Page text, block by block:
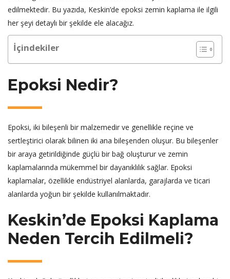
edilmektedir. Bu yazıda, Keskin’de epoksi zemin kaplama ile ilgili
her şeyi detaylı bir şekilde ele alacağız.
İçindekiler
Epoksi Nedir?
Epoksi, iki bileşenli bir malzemedir ve genellikle reçine ve
sertleştirici olarak bilinen iki ana bileşenden oluşur. Bu bileşenler
bir araya getirildiğinde güçlü bir bağ oluşturur ve zemin
kaplamalarında mükemmel bir dayanıklılık sağlar. Epoksi
kaplamalar, özellikle endüstriyel alanlarda, garajlarda ve ticari
alanlarda yoğun bir şekilde kullanılmaktadır.
Keskin’de Epoksi Kaplama
Neden Tercih Edilmeli?